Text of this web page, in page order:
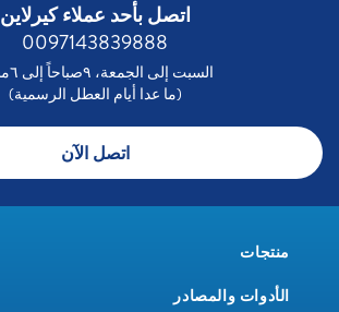
اتصل بأحد عملاء كيرلاين
0097143839888
السبت إلى الجمعة، ٩صباحاً إلى ٦مساءً
(ما عدا أيام العطل الرسمية)
اتصل الآن
منتجات
الأدوات والمصادر